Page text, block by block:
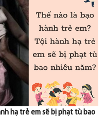
hạ trẻ em sẽ bị phạt tù bao